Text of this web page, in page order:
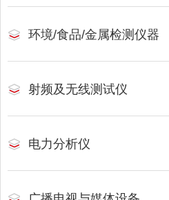
环境/食品/金属检测仪器
射频及无线测试仪
电力分析仪